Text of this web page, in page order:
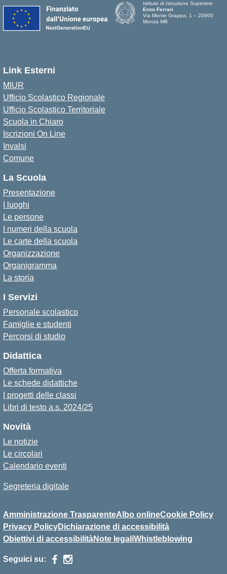
Istituto di Istruzione Superiore
Enzo Ferrari
Via Monte Grappa, 1 – 20900
Monza MB
Link Esterni
MIUR
Ufficio Scolastico Regionale
Ufficio Scolastico Territoriale
Scuola in Chiaro
Iscrizioni On Line
Invalsi
Comune
La Scuola
Presentazione
I luoghi
Le persone
I numeri della scuola
Le carte della scuola
Organizzazione
Organigramma
La storia
I Servizi
Personale scolastico
Famiglie e studenti
Percorsi di studio
Didattica
Offerta formativa
Le schede didattiche
I progetti delle classi
Libri di testo a.s. 2024/25
Novità
Le notizie
Le circolari
Calendario eventi
Segreteria digitale
Amministrazione TrasparenteAlbo onlineCookie Policy
Privacy PolicyDichiarazione di accessibilità
Obiettivi di accessibilitàNote legaliWhistleblowing
Seguici su: